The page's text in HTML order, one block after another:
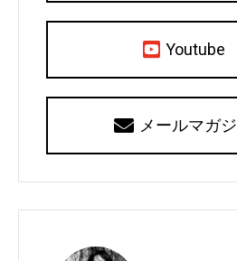
Youtube
メールマガ